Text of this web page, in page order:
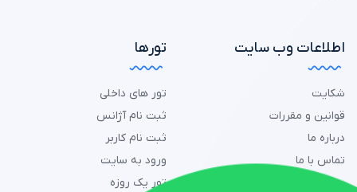
اطلاعات وب سایت
شکایت
قوانین و مقررات
درباره ما
تماس با ما
تورها
تور های داخلی
ثبت نام آژانس
ثبت نام کاربر
ورود به سایت
تور یک روزه